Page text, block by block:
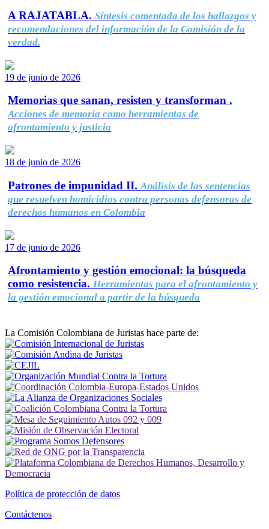
A RAJATABLA. Síntesis comentada de los hallazgos y
recomendaciones del información de la Comisión de la
verdad.
19 de junio de 2026
Memorias que sanan, resisten y transforman .
Acciones de memoria como herramientas de
afrontamiento y justicia
18 de junio de 2026
Patrones de impunidad II. Análisis de las sentencias
que resuelven homicidios contra personas defensoras de
derechos humanos en Colombia
17 de junio de 2026
Afrontamiento y gestión emocional: la búsqueda
como resistencia. Herramientas para el afrontamiento y
la gestión emocional a partir de la búsqueda
La Comisión Colombiana de Juristas hace parte de:
Política de protección de datos
Contáctenos